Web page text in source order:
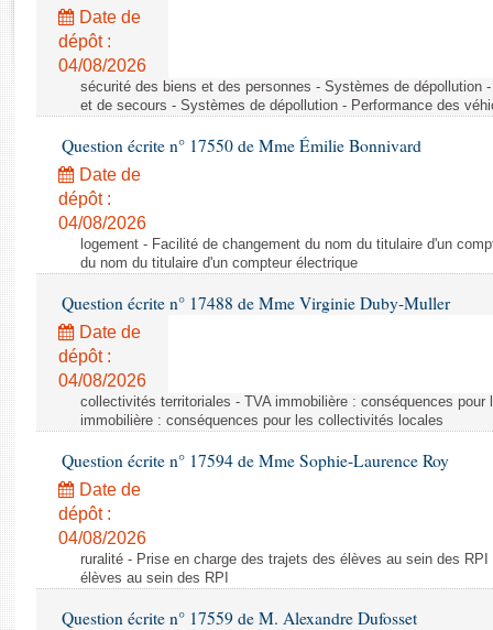
Rapports législatifs
Rapports sur l'application des lois
Baromètre de l’application des lois
Dossiers législatifs
Budget et sécurité sociale
Questions écrites et orales
Comptes rendus des débats
Date de
dépôt :
04/08/2026
sécurité des biens et des personnes - Systèmes de dépollution
et de secours - Systèmes de dépollution - Performance des
Question écrite n° 17550 de Mme Émilie Bonnivard
Date de
dépôt :
04/08/2026
logement - Facilité de changement du nom du titulaire d'un
du nom du titulaire d'un compteur électrique
Question écrite n° 17488 de Mme Virginie Duby-Muller
Date de
dépôt :
04/08/2026
collectivités territoriales - TVA immobilière : conséquences
immobilière : conséquences pour les collectivités locales
Question écrite n° 17594 de Mme Sophie-Laurence Roy
Date de
dépôt :
04/08/2026
ruralité - Prise en charge des trajets des élèves au sein des
élèves au sein des RPI
Question écrite n° 17559 de M. Alexandre Dufosset